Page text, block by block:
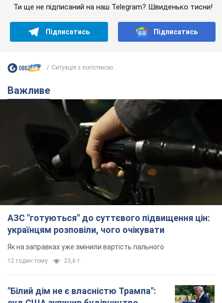
АЗС "готуються" до суттєвого підвищення цін:
українцям розповіли, чого очікувати
Як на заправках уже змінили вартість пального
12 годин тому
"Білий дім не є власністю Трампа":
суд США зупинив будівництво
бальної зали за $400 млн
Трамп вже заявив, що негайно подасть
Війна змінює не лише тактику: в НГУ
показали інженерні рішення проти